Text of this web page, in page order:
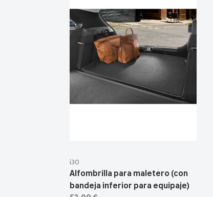
i30
Alfombrilla para maletero (con
bandeja inferior para equipaje)